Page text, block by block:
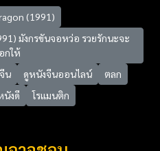
(1991)
มังกรขันจอหว่อ รวยรักนะจะ
กให้
น ดูหนังจีนออนไลน์
ตลก
นังดี โรแมนติก